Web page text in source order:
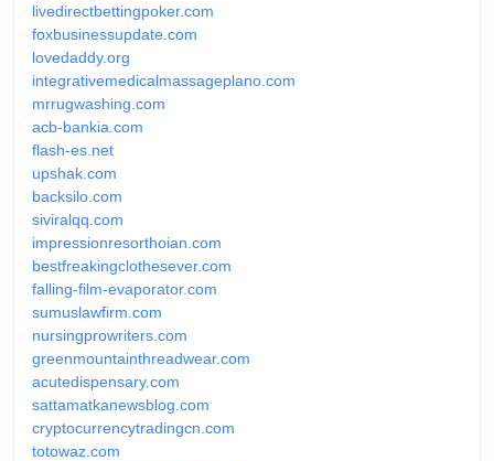
livedirectbettingpoker.com
foxbusinessupdate.com
lovedaddy.org
integrativemedicalmassageplano.com
mrrugwashing.com
acb-bankia.com
flash-es.net
upshak.com
backsilo.com
siviralqq.com
impressionresorthoian.com
bestfreakingclothesever.com
falling-film-evaporator.com
sumuslawfirm.com
nursingprowriters.com
greenmountainthreadwear.com
acutedispensary.com
sattamatkanewsblog.com
cryptocurrencytradingcn.com
totowaz.com